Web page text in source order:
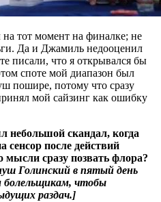
тот момент на финалке; не
Да и Джамиль недооценил
писали, что я открывался бы
споте мой диапазон был
пошире, потому что сразу
мой сайзинг как ошибку
небольшой скандал, когда
сенсор после действий
сразу позвать флора?
Голинский в пятый день
болельщикам, чтобы
раздач.]